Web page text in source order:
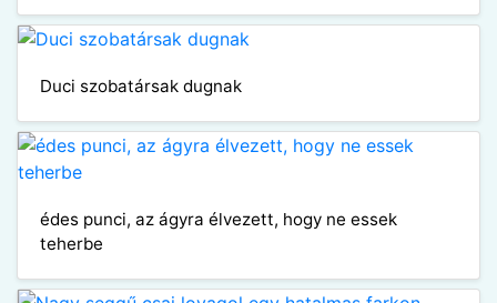
Duci szobatársak dugnak
édes punci, az ágyra élvezett, hogy ne essek
teherbe